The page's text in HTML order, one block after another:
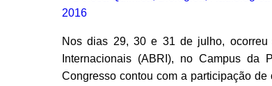
Nos dias 29, 30 e 31 de julho, ocorreu
Internacionais (ABRI), no Campus da
Congresso contou com a participação